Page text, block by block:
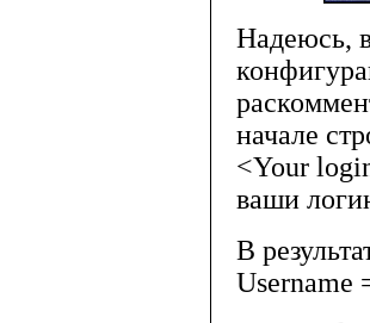
Надеюсь,
начале
<Your
ваши
В
Username